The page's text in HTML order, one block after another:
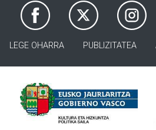
LEGE OHARRA PUBLIZITATEA